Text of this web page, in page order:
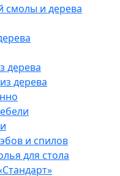
смолы и дерева
дерева
дерева
и спилов
для стола